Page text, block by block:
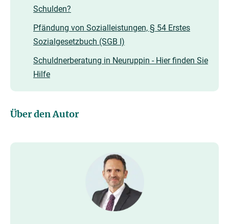
Schulden?
Pfändung von Sozialleistungen, § 54 Erstes
Sozialgesetzbuch (SGB I)
Schuldnerberatung in Neuruppin - Hier finden Sie
Hilfe
Über den Autor